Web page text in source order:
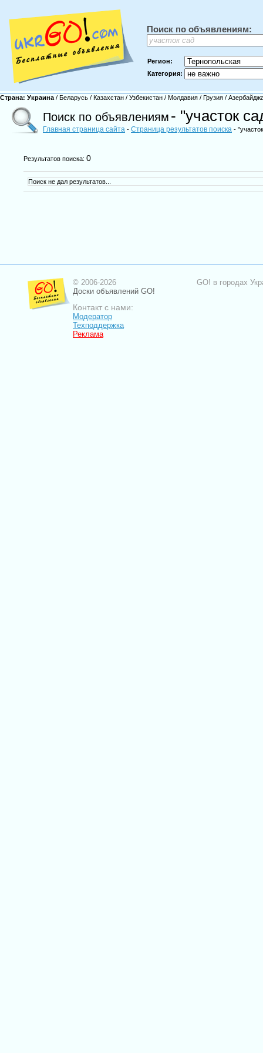
Поиск по объявлениям:
Регион:
Категория:
Страна: Украина / Беларусь / Казахстан / Узбекистан / Молдавия / Грузия /
Поиск по объявлениям - "участок
Главная страница сайта - Страница результатов поиска -
Результатов поиска: 0
Поиск не дал результатов...
© 2006-2026
Доски объявлений GO!
Контакт с нами:
Модератор
Техподдержка
Реклама
GO! в городах